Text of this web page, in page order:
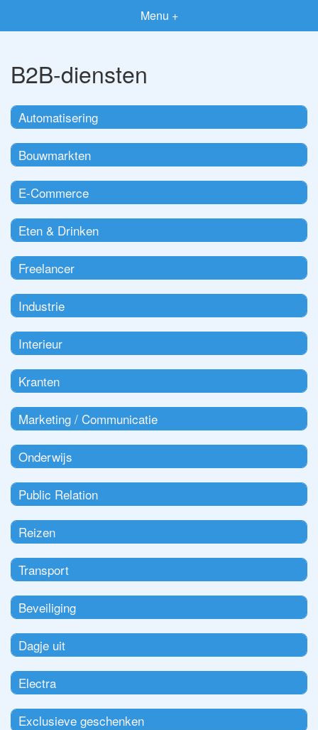
Menu +
B2B-diensten
Automatisering
Bouwmarkten
E-Commerce
Eten & Drinken
Freelancer
Industrie
Interieur
Kranten
Marketing / Communicatie
Onderwijs
Public Relation
Reizen
Transport
Beveiliging
Dagje uit
Electra
Exclusieve geschenken